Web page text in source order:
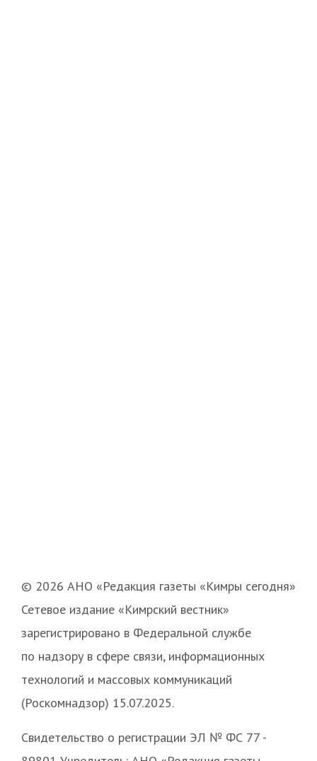
© 2026 АНО «Редакция газеты «Кимры сегодня»
Сетевое издание «Кимрский вестник»
зарегистрировано в Федеральной службе
по надзору в сфере связи, информационных
технологий и массовых коммуникаций
(Роскомнадзор) 15.07.2025.
Свидетельство о регистрации ЭЛ № ФС 77 -